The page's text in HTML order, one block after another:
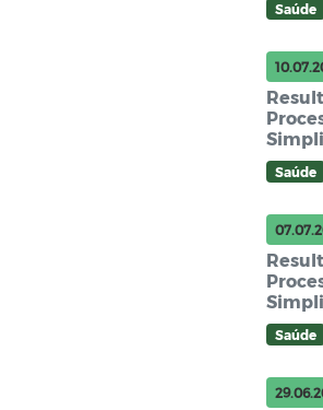
Saúde
07/
Saúde
07/
Saúde